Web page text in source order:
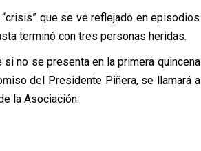
que se ve reflejado en episodios
terminó con tres personas heridas.
no se presenta en la primera quincena
del Presidente Piñera, se llamará a
la Asociación.